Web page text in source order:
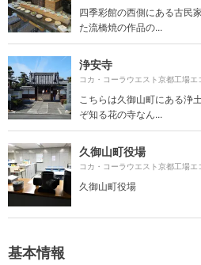
四季彩館の西側にある古民
た流橋焼の作品の...
浄安寺
コカ・コーラウエスト京都工場エ
こちらは久御山町にある浄
ぞ知る花の寺なん...
久御山町役場
コカ・コーラウエスト京都工場エ
久御山町役場
基本情報